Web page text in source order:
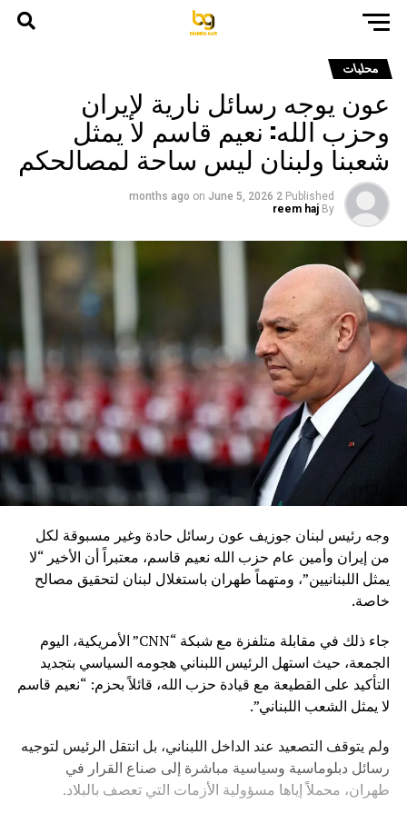
محليات
عون يوجه رسائل نارية لإيران
وحزب الله: نعيم قاسم لا يمثل
شعبنا ولبنان ليس ساحة لمصالحكم
Published
2 months ago
on June 5, 2026
By
reem haj
وجه رئيس لبنان جوزيف عون رسائل حادة وغير مسبوقة لكل
من إيران وأمين عام حزب الله نعيم قاسم، معتبراً أن الأخير “لا
يمثل اللبنانيين”، ومتهماً طهران باستغلال لبنان لتحقيق مصالح
خاصة.
جاء ذلك في مقابلة متلفزة مع شبكة “CNN” الأمريكية، اليوم
الجمعة، حيث استهل الرئيس اللبناني هجومه السياسي بتجديد
التأكيد على القطيعة مع قيادة حزب الله، قائلاً بحزم: “نعيم قاسم
لا يمثل الشعب اللبناني”.
ولم يتوقف التصعيد عند الداخل اللبناني، بل انتقل الرئيس لتوجيه
رسائل دبلوماسية وسياسية مباشرة إلى صناع القرار في
طهران، محملاً إياها مسؤولية الأزمات التي تعصف بالبلاد.